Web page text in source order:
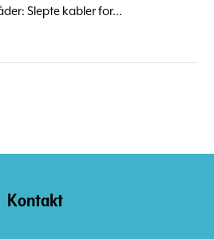
Slepte kabler for…
Kontakt